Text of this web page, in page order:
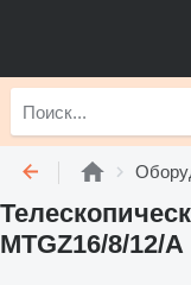
MTGZ16/8/12/A